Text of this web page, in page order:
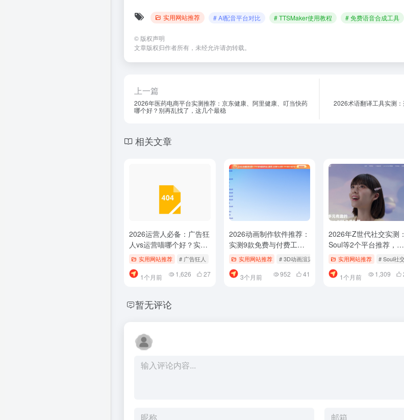
实用网站推荐 # AI配音平台对比 # TTSMaker使用教程 # 免费语音合成工具
© 版权声明
文章版权归作者所有，未经允许请勿转载。
上一篇
2026年医药电商平台实测推荐：京东健康、阿里健康、叮当快药
哪个好？别再乱找了，这几个最稳
2026术语翻译工具实测
相关文章
2026运营人必备：广告狂
人vs运营喵哪个好？实测
2个精选平台，找资料少
踩坑
实用网站推荐 # 广告狂人 # 运营喵 # 运营知识哪个好用
1个月前 1,626 27
2026动画制作软件推荐：
实测9款免费与付费工
具，别再乱找了
实用网站推荐 # 3D动画渲染软件 # AI动画生成平台 # MG动
3个月前 952 41
2026年Z世代社交实测：
Soul等2个平台推荐，别
再乱找了
实用网站推荐 # Soul社交
1个月前 1,309
暂无评论